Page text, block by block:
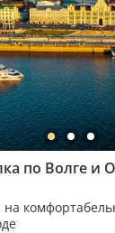
по Волге и
на